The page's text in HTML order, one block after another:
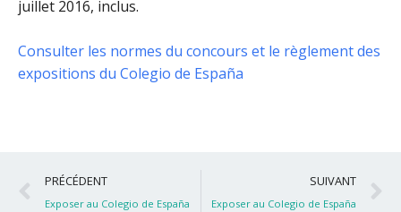
juillet 2016, inclus.
Consulter les normes du concours et le règlement des
expositions du Colegio de España
Précédent
PRÉCÉDENT
Exposer au Colegio de España
SUIVANT
Exposer au Colegio de España